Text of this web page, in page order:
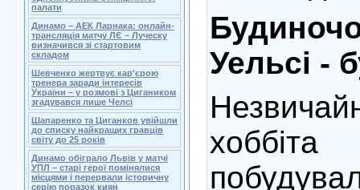
палати
Динамо – АЕК Ларнака: онлайн-
трансляція матчу ЛЄ – Луческу
визначився зі стартовим
складом
Шевченко жертвує кар'єрою
тренера заради інтересів
України – у розмові з Цигаником
згадувався лише Челсі
Шапаренко та Циганков увійшли
до списку найкращих гравців
світу до 25 років
Динамо обіграло Львів у матчі
УПЛ – старі герої помінялися
місцями і перервали історичну
серію поразок киян
Уельсі -